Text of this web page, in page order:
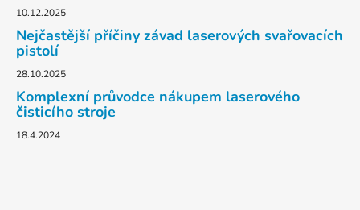
10.12.2025
Nejčastější příčiny závad laserových svařovacích
pistolí
28.10.2025
Komplexní průvodce nákupem laserového
čisticího stroje
18.4.2024